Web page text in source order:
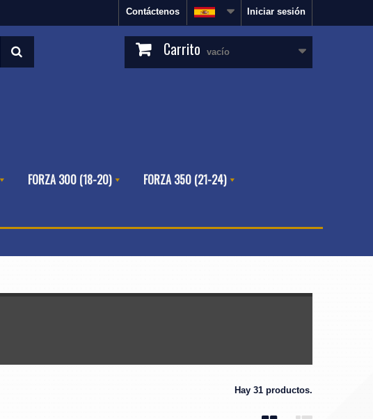
Iniciar sesión
Contáctenos
Carrito vacío
FORZA 300 (18-20)
FORZA 350 (21-24)
Hay 31 productos.